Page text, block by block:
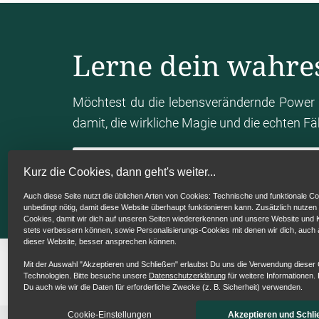
Kurz die Cookies, dann geht's weiter...
Auch diese Seite nutzt die üblichen Arten von Cookies: Technische und funktionale
unbedingt nötig, damit diese Website überhaupt funktionieren kann. Zusätzlich
Cookies, damit wir dich auf unseren Seiten wiedererkennen und unsere Website und
stets verbessern können, sowie Personalisierungs-Cookies mit denen wir dich, auch
dieser Website, besser ansprechen können.
Mit der Auswahl "Akzeptieren und Schließen" erlaubst Du uns die Verwendung dieser
Technologien. Bitte besuche unsere Datenschutzerklärung für weitere Informationen.
Du auch wie wir die Daten für erforderliche Zwecke (z. B. Sicherheit) verwenden.
Cookie-Einstellungen Akzeptieren und
Julia Christine Hackl
Ja, weil das ist ganz spannend.Jetzt bin
schon in dieser CoachingBubble
dass es da draußen eben Coaches,
wundern sich aber dann ganz
neben vielenThemen, die wir heute auch
ich da überhaupt eingestiegen?Habe ich
überhaupt? Habe ich mich transformieren
Thorsten Wings
Nein, das sehe ich. Das sehe ich genauso.
Lerne dein
Möchtest du die lebensverändernde
damit, die wirkliche Magie und die echten
Mein Human Design Chart